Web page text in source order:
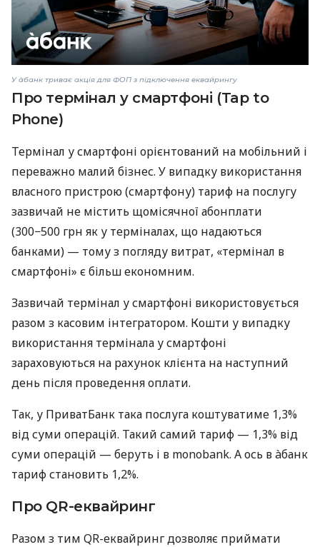
У àбанк триває акція для ФОП з підключення еквайрингу
Про термінал у смартфоні (Tap to
Phone)
Термінал у смартфоні орієнтований на мобільний і
переважно малий бізнес. У випадку використання
власного пристрою (смартфону) тариф на послугу
зазвичай не містить щомісячної абонплати
(300−500 грн як у терміналах, що надаються
банками) — тому з погляду витрат, «термінал в
смартфоні» є більш економним.
Зазвичай термінал у смартфоні використовується
разом з касовим інтегратором. Кошти у випадку
використання термінала у смартфоні
зараховуються на рахунок клієнта на наступний
день після проведення оплати.
Так, у ПриватБанк така послуга коштуватиме 1,3%
від суми операцій. Такий самий тариф — 1,3% від
суми операцій — беруть і в monobank. А ось в àбанк
тариф становить 1,2%.
Про QR-еквайринг
Разом з тим QR-еквайринг дозволяє приймати